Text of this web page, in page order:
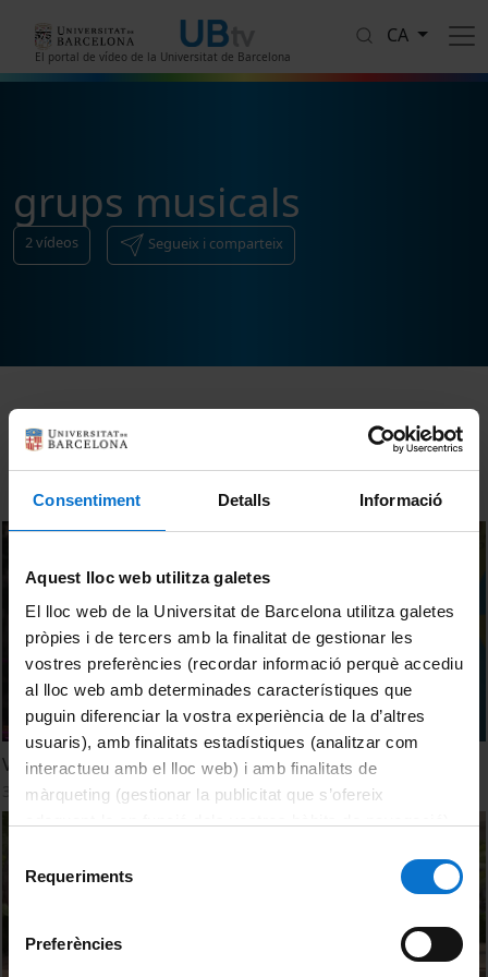
Consentiment Detalls Informació
Aquest lloc web utilitza galetes
El lloc web de la Universitat de Barcelona utilitza galetes
pròpies i de tercers amb la finalitat de gestionar les
vostres preferències (recordar informació perquè accediu
al lloc web amb determinades característiques que
puguin diferenciar la vostra experiència de la d’altres
usuaris), amb finalitats estadístiques (analitzar com
interactueu amb el lloc web) i amb finalitats de
màrqueting (gestionar la publicitat que s’ofereix
consultar laPolítica de galetes del lloc web de la
Requeriments
Preferències
El portal de vídeo de la Universitat de Barcelona
CA
grups musicals
2vídeos Segueix i comparteix
Ordenar
Vespres d'Estiu 2024. Concerts als jardins de la UB
31 juliol, 2024